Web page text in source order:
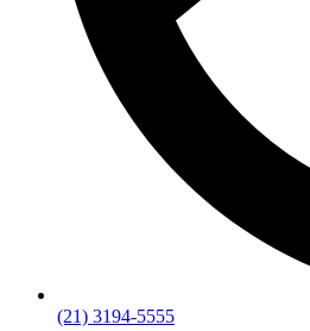
(21) 3194-5555